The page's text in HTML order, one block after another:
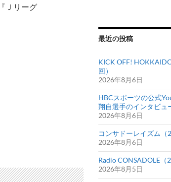
Ｊリーグ
最近の投稿
KICK OFF!
回）
2026年8月6日
HBCスポーツの公式
翔自選手のインタビュ
2026年8月6日
コンサドーレイズム（
2026年8月6日
Radio CONSADOLE（
2026年8月5日